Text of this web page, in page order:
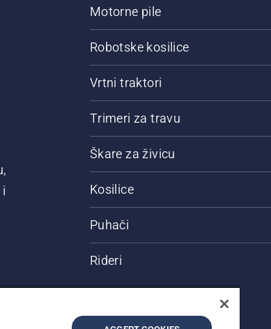
Motorne pile
Robotske kosilice
Vrtni traktori
Trimeri za travu
Škare za živicu
Kosilice
Puhači
Rideri